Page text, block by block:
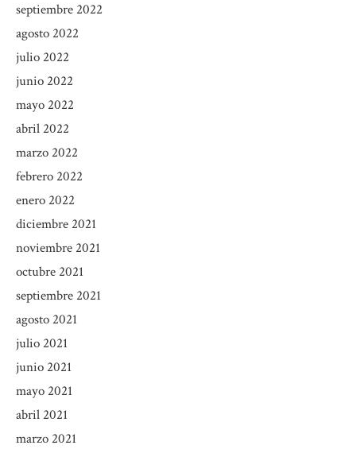
septiembre 2022
agosto 2022
julio 2022
junio 2022
mayo 2022
abril 2022
marzo 2022
febrero 2022
enero 2022
diciembre 2021
noviembre 2021
octubre 2021
septiembre 2021
agosto 2021
julio 2021
junio 2021
mayo 2021
abril 2021
marzo 2021